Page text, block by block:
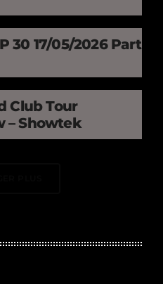
Part
Club Tour
– Showtek